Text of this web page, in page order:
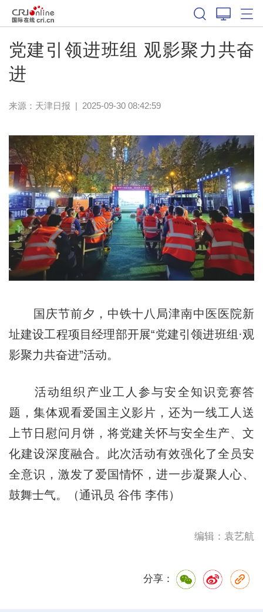
党建引领进班组 观影聚力共奋
进
来源： 天津日报 | 2025-09-30 08:42:59
国庆节前夕，中铁十八局津南中医医院新
址建设工程项目经理部开展“党建引领进班组·观
影聚力共奋进”活动。
活动组织产业工人参与安全知识竞赛答
题，集体观看爱国主义影片，还为一线工人送
上节日慰问月饼，将党建关怀与安全生产、文
化建设深度融合。此次活动有效强化了全员安
全意识，激发了爱国情怀，进一步凝聚人心、
鼓舞士气。（通讯员 谷伟 李伟）
编辑：袁艺航
分享：